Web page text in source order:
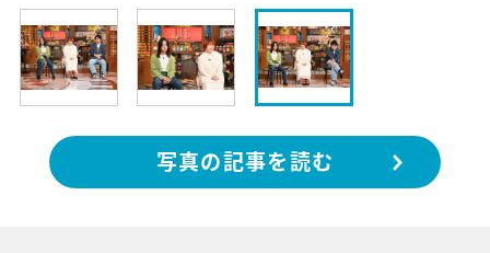
写真の記事を読む